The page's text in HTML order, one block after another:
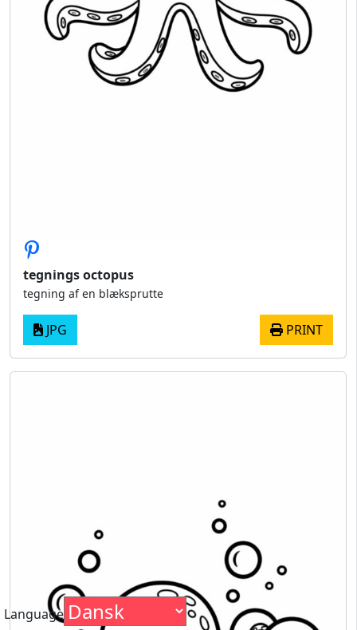
tegnings octopus
tegning af en blæksprutte
JPG PRINT
Language